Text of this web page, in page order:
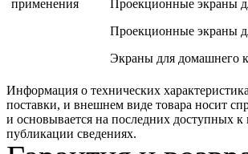
применения
Проекционные экраны
Проекционные экраны
Экраны для домашнего
Информация о технических
поставки, и внешнем виде товара носит
и основывается на последних доступных к
публикации сведениях.